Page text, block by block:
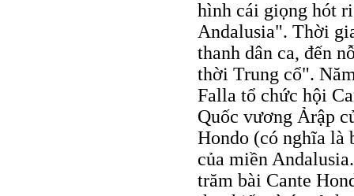
hình cái giọng hót
Andalusia". Thời
thanh dân ca, đến
thời Trung cổ".
Falla tổ chức hội
Quốc vương Ảrập
Hondo (có nghĩa là
của miền
trăm bài Cante